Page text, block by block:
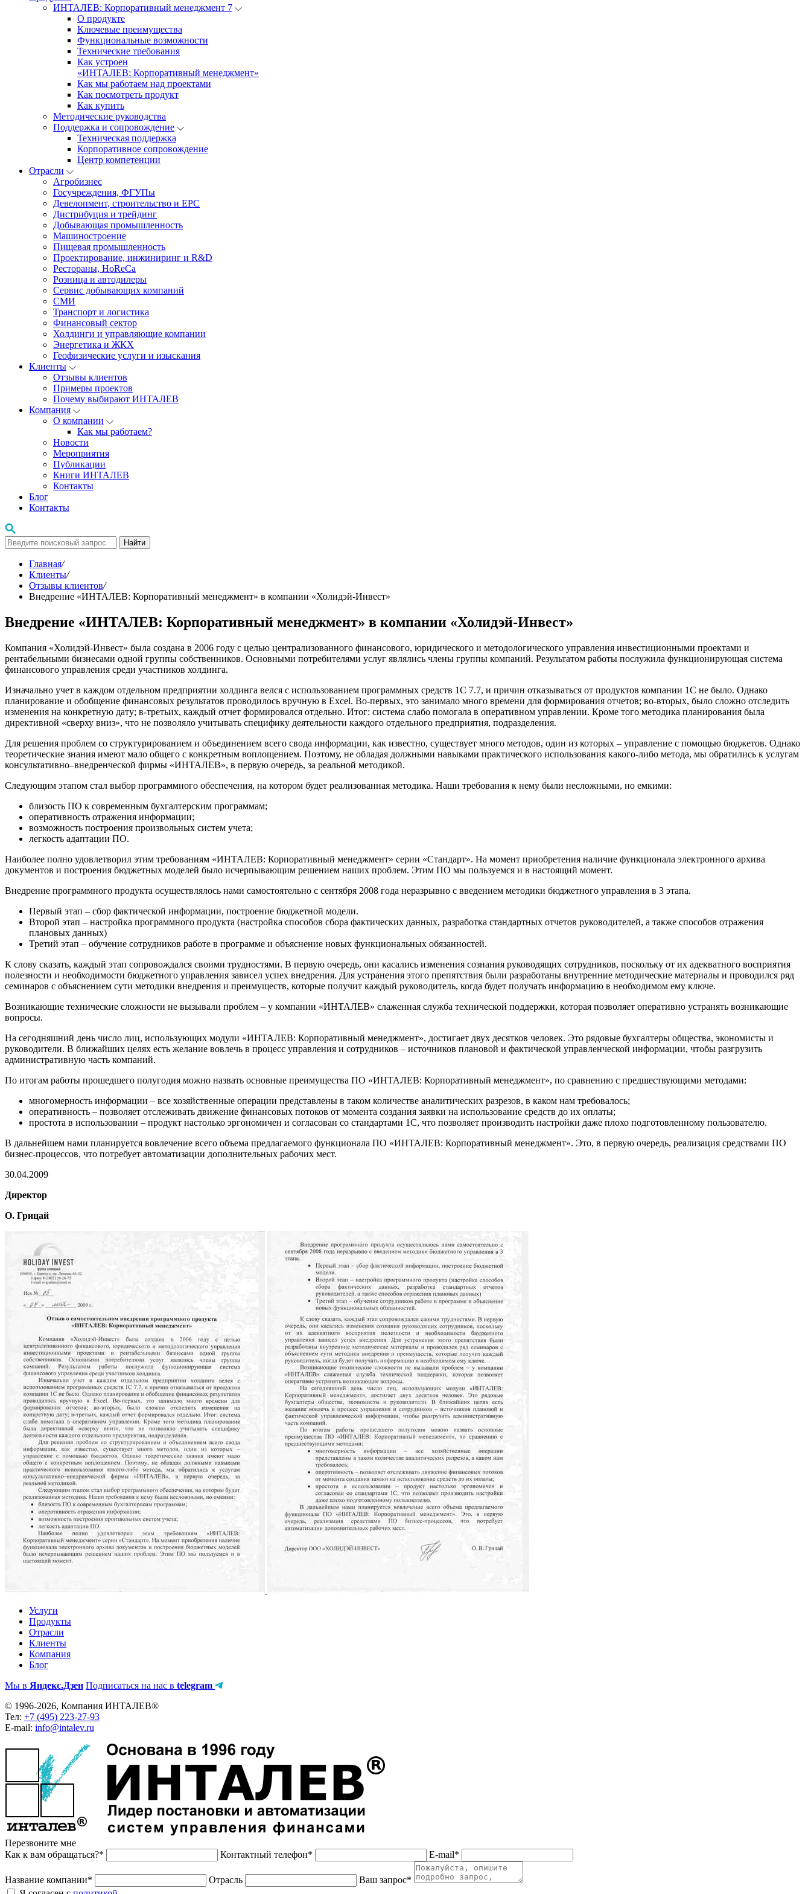
ИНТАЛЕВ: Корпоративный менеджмент 7
О продукте
Ключевые преимущества
Функциональные возможности
Технические требования
Как устроен
«ИНТАЛЕВ: Корпоративный менеджмент»
Как мы работаем над проектами
Как посмотреть продукт
Как купить
Методические руководства
Поддержка и сопровождение
Техническая поддержка
Корпоративное сопровождение
Центр компетенции
Отрасли
Агробизнес
Госучреждения, ФГУПы
Девелопмент, строительство и EPC
Дистрибуция и трейдинг
Добывающая промышленность
Машиностроение
Пищевая промышленность
Проектирование, инжиниринг и R&D
Рестораны, HoReCa
Розница и автодилеры
Сервис добывающих компаний
СМИ
Транспорт и логистика
Финансовый сектор
Холдинги и управляющие компании
Энергетика и ЖКХ
Геофизические услуги и изыскания
Клиенты
Отзывы клиентов
Примеры проектов
Почему выбирают ИНТАЛЕВ
Компания
О компании
Как мы работаем?
Новости
Мероприятия
Публикации
Книги ИНТАЛЕВ
Контакты
Блог
Контакты
Найти
Главная/
Клиенты/
Отзывы клиентов/
Внедрение «ИНТАЛЕВ: Корпоративный менеджмент» в компании «Холидэй-Инвест»
Внедрение «ИНТАЛЕВ: Корпоративный менеджмент» в компании «Холидэй-Инвест»
Компания «Холидэй-Инвест» была создана в 2006 году с целью централизованного финансового, юридического и методологического управления инвестиционными проектами и
рентабельными бизнесами одной группы собственников. Основными потребителями услуг являлись члены группы компаний. Результатом работы послужила функционирующая система
финансового управления среди участников холдинга.
Изначально учет в каждом отдельном предприятии холдинга велся с использованием программных средств 1С 7.7, и причин отказываться от продуктов компании 1С не было. Однако
планирование и обобщение финансовых результатов проводилось вручную в Excel. Во-первых, это занимало много времени для формирования отчетов; во-вторых, было сложно отследить
изменения на конкретную дату; в-третьих, каждый отчет формировался отдельно. Итог: система слабо помогала в оперативном управлении. Кроме того методика планирования была
директивной «сверху вниз», что не позволяло учитывать специфику деятельности каждого отдельного предприятия, подразделения.
Для решения проблем со структурированием и объединением всего свода информации, как известно, существует много методов, один из которых – управление с помощью бюджетов. Однако
теоретические знания имеют мало общего с конкретным воплощением. Поэтому, не обладая должными навыками практического использования какого-либо метода, мы обратились к услугам
консультативно–внедренческой фирмы «ИНТАЛЕВ», в первую очередь, за реальной методикой.
Следующим этапом стал выбор программного обеспечения, на котором будет реализованная методика. Наши требования к нему были несложными, но емкими:
близость ПО к современным бухгалтерским программам;
оперативность отражения информации;
возможность построения произвольных систем учета;
легкость адаптации ПО.
Наиболее полно удовлетворил этим требованиям «ИНТАЛЕВ: Корпоративный менеджмент» серии «Стандарт». На момент приобретения наличие функционала электронного архива
документов и построения бюджетных моделей было исчерпывающим решением наших проблем. Этим ПО мы пользуемся и в настоящий момент.
Внедрение программного продукта осуществлялось нами самостоятельно с сентября 2008 года неразрывно с введением методики бюджетного управления в 3 этапа.
Первый этап – сбор фактической информации, построение бюджетной модели.
Второй этап – настройка программного продукта (настройка способов сбора фактических данных, разработка стандартных отчетов руководителей, а также способов отражения
плановых данных)
Третий этап – обучение сотрудников работе в программе и объяснение новых функциональных обязанностей.
К слову сказать, каждый этап сопровождался своими трудностями. В первую очередь, они касались изменения сознания руководящих сотрудников, поскольку от их адекватного восприятия
полезности и необходимости бюджетного управления зависел успех внедрения. Для устранения этого препятствия были разработаны внутренние методические материалы и проводился ряд
семинаров с объяснением сути методики внедрения и преимуществ, которые получит каждый руководитель, когда будет получать информацию в необходимом ему ключе.
Возникающие технические сложности не вызывали проблем – у компании «ИНТАЛЕВ» слаженная служба технической поддержки, которая позволяет оперативно устранять возникающие
вопросы.
На сегодняшний день число лиц, использующих модули «ИНТАЛЕВ: Корпоративный менеджмент», достигает двух десятков человек. Это рядовые бухгалтеры общества, экономисты и
руководители. В ближайших целях есть желание вовлечь в процесс управления и сотрудников – источников плановой и фактической управленческой информации, чтобы разгрузить
административную часть компаний.
По итогам работы прошедшего полугодия можно назвать основные преимущества ПО «ИНТАЛЕВ: Корпоративный менеджмент», по сравнению с предшествующими методами:
многомерность информации – все хозяйственные операции представлены в таком количестве аналитических разрезов, в каком нам требовалось;
оперативность – позволяет отслеживать движение финансовых потоков от момента создания заявки на использование средств до их оплаты;
простота в использовании – продукт настолько эргономичен и согласован со стандартами 1С, что позволяет производить настройки даже плохо подготовленному пользователю.
В дальнейшем нами планируется вовлечение всего объема предлагаемого функционала ПО «ИНТАЛЕВ: Корпоративный менеджмент». Это, в первую очередь, реализация средствами ПО
бизнес-процессов, что потребует автоматизации дополнительных рабочих мест.
30.04.2009
Директор
О. Грицай
Услуги
Продукты
Отрасли
Клиенты
Компания
Блог
Мы в Яндекс.Дзен Подписаться на нас в telegram
© 1996-2026, Компания ИНТАЛЕВ®
Тел: +7 (495) 223-27-93
E-mail: info@intalev.ru
Перезвоните мне
Как к вам обращаться?*
Контактный телефон* E-mail*
Название компании* Отрасль
Ваш запрос*